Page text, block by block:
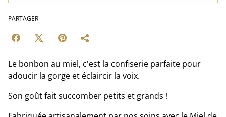
PARTAGER
Le bonbon au miel, c'est la confiserie parfaite pour
adoucir la gorge et éclaircir la voix.
Son goût fait succomber petits et grands !